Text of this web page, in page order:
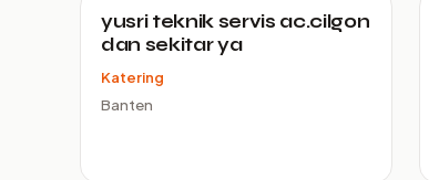
yusri teknik servis ac.cilgon
dan sekitar ya
Katering
Banten